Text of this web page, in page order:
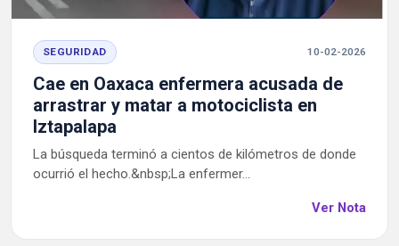
SEGURIDAD 10-02-2026
Cae en Oaxaca enfermera acusada de
arrastrar y matar a motociclista en
Iztapalapa
La búsqueda terminó a cientos de kilómetros de donde
ocurrió el hecho.&nbsp;La enfermer...
Ver Nota